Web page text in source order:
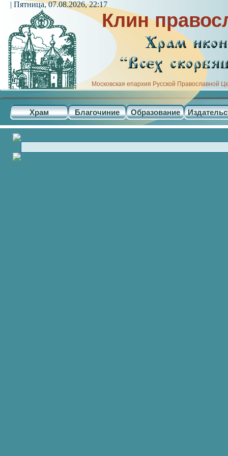
Клин
Московская епархия Русской Православной
Храм Благочиние Образование
| Пятница, 07.08.2026, 22:17